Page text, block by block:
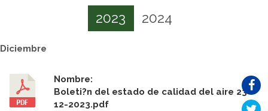
2023 2024
Diciembre
Nombre:
Boleti?n del estado de calidad del aire 23-
12-2023.pdf